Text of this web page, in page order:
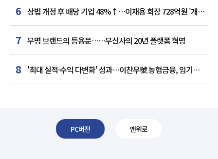
6 상법 개정 후 배당 기업 48%↑…이재용 회장 728억원 '개인
최다'
7 무명 브랜드의 등용문……무신사의 20년 플랫폼 혁명
8 '최대 실적·수익 다변화' 성과…이찬우號 농협금융, 임기
말년 성장 박차
PC버전 맨위로